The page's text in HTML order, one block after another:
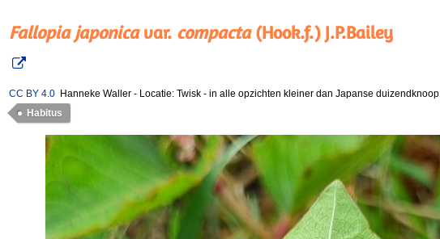
Fallopia japonica var. compacta(Hook.f.) J.P.Bailey
CC BY 4.0 Hanneke Waller - Locatie: Twisk - in alle opzichten kleiner dan Japanse duizendknoop
Habitus